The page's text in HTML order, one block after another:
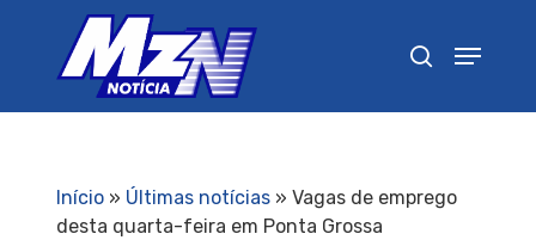
Início» Últimas notícias» Vagas de emprego
desta quarta-feira em Ponta Grossa